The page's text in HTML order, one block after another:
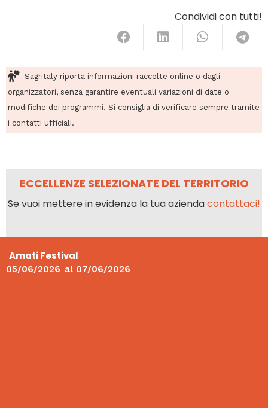
Condividi con tutti!
Sagritaly riporta informazioni raccolte online o dagli
organizzatori, senza garantire eventuali variazioni di date o
modifiche dei programmi. Si consiglia di verificare sempre tramite
i contatti ufficiali.
ECCELLENZE SELEZIONATE DEL TERRITORIO
Se vuoi mettere in evidenza la tua aziendacontattaci!
Amati Festival
05/06/2026 al 07/06/2026